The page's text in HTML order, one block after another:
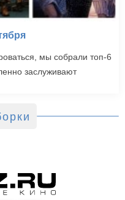
мы собрали топ-6
заслуживают